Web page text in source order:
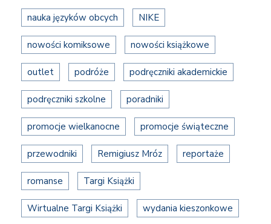
nauka języków obcych NIKE
nowości komiksowe nowości książkowe
outlet podróże podręczniki akademickie
podręczniki szkolne poradniki
promocje wielkanocne promocje świąteczne
przewodniki Remigiusz Mróz reportaże
romanse Targi Książki
Wirtualne Targi Książki wydania kieszonkowe